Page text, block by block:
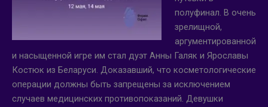
полуфинал. В очень
зрелищной,
аргументированной
и насыщенной игре им стал дуэт Анны Галяк и Ярославы
Костюк из Беларуси. Доказавший, что косметологические
операции должны быть запрещены за исключением
случаев медицинских противопоказаний. Девушки